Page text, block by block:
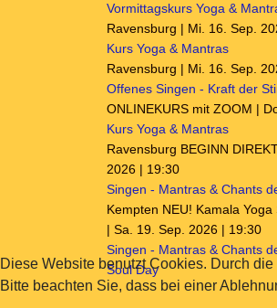
Vormittagskurs Yoga &
Ravensburg | Mi. 16. Sep.
Kurs Yoga & Mantras
Ravensburg | Mi. 16. Sep.
Offenes Singen - Kraft der
ONLINEKURS mit ZOOM |
Kurs Yoga & Mantras
Ravensburg BEGINN
2026 | 19:30
Singen - Mantras & Chants
Kempten NEU! Kamala
| Sa. 19. Sep. 2026 | 19:30
Singen - Mantras & Chants
Soul Day
Diese Website benutzt Cookies. Durch
Bitte beachten Sie, dass bei einer